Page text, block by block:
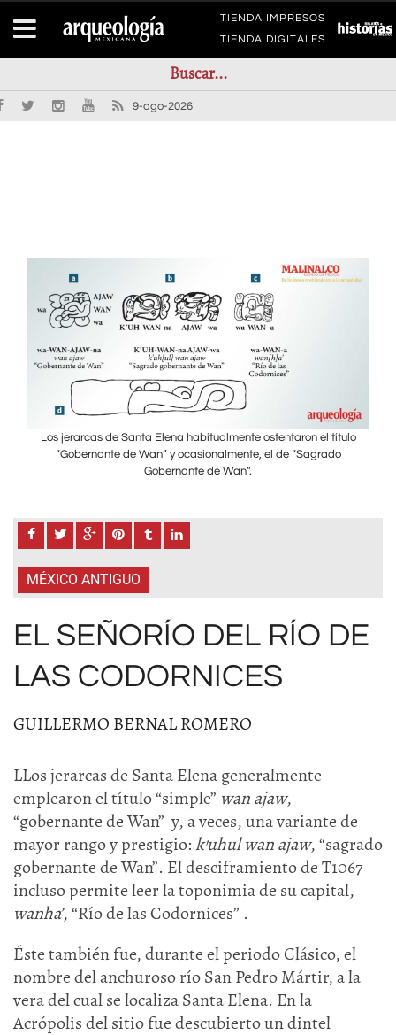
TIENDA IMPRESOS
TIENDA DIGITALES
9-ago-2026
Los jerarcas de Santa Elena habitualmente ostentaron el título
“Gobernante de Wan” y ocasionalmente, el de “Sagrado
Gobernante de Wan”.
MÉXICO ANTIGUO
EL SEÑORÍO DEL RÍO DE
LAS CODORNICES
GUILLERMO BERNAL ROMERO
LLos jerarcas de Santa Elena generalmente
emplearon el título “simple” wan ajaw,
“gobernante de Wan” y, a veces, una variante de
mayor rango y prestigio:k’uhul wan ajaw, “sagrado
gobernante de Wan”. El desciframiento de T1067
incluso permite leer la toponimia de su capital,
wanha’, “Río de las Codornices” .
Éste también fue, durante el periodo Clásico, el
nombre del anchuroso río San Pedro Mártir, a la
vera del cual se localiza Santa Elena. En la
Acrópolis del sitio fue descubierto un dintel